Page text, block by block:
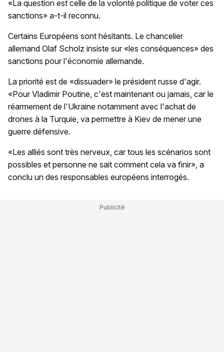
«La question est celle de la volonté politique de voter ces
sanctions» a-t-il reconnu.
Certains Européens sont hésitants. Le chancelier
allemand Olaf Scholz insiste sur «les conséquences» des
sanctions pour l'économie allemande.
La priorité est de «dissuader» le président russe d'agir.
«Pour Vladimir Poutine, c'est maintenant ou jamais, car le
réarmement de l'Ukraine notamment avec l'achat de
drones à la Turquie, va permettre à Kiev de mener une
guerre défensive.
«Les alliés sont très nerveux, car tous les scénarios sont
possibles et personne ne sait comment cela va finir», a
conclu un des responsables européens interrogés.